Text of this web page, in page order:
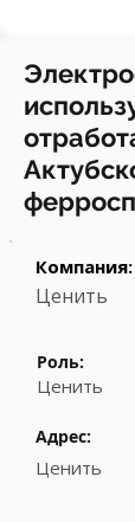
Компания:
Ценить
Роль:
Ценить
Адрес:
Ценить